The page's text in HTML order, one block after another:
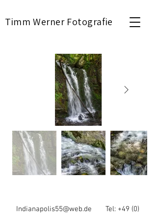
Timm Werner Fotografie
Indianapolis55@web.de Tel: +49 (0)